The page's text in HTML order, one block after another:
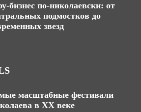
бизнес по-николаевски: от
подмостков до
звезд
масштабные фестивали
в XX веке